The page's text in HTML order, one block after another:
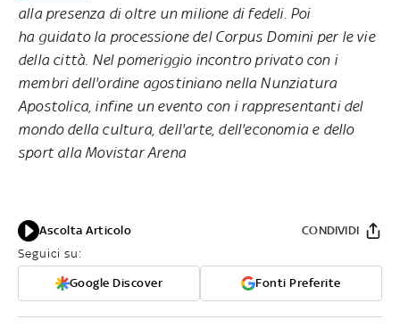
alla presenza di oltre un milione di fedeli. Poi
ha guidato la processione del Corpus Domini per le vie
della città. Nel pomeriggio incontro privato con i
membri dell'ordine agostiniano nella Nunziatura
Apostolica, infine un evento con i rappresentanti del
mondo della cultura, dell'arte, dell'economia e dello
sport alla Movistar Arena
Ascolta Articolo
Seguici su:
Google Discover Fonti Preferite
CONDIVIDI